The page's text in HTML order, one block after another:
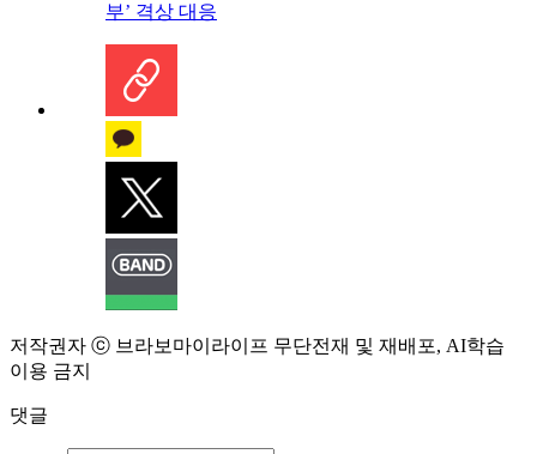
부’ 격상 대응
저작권자 ⓒ 브라보마이라이프 무단전재 및 재배포, AI학습
이용 금지
댓글